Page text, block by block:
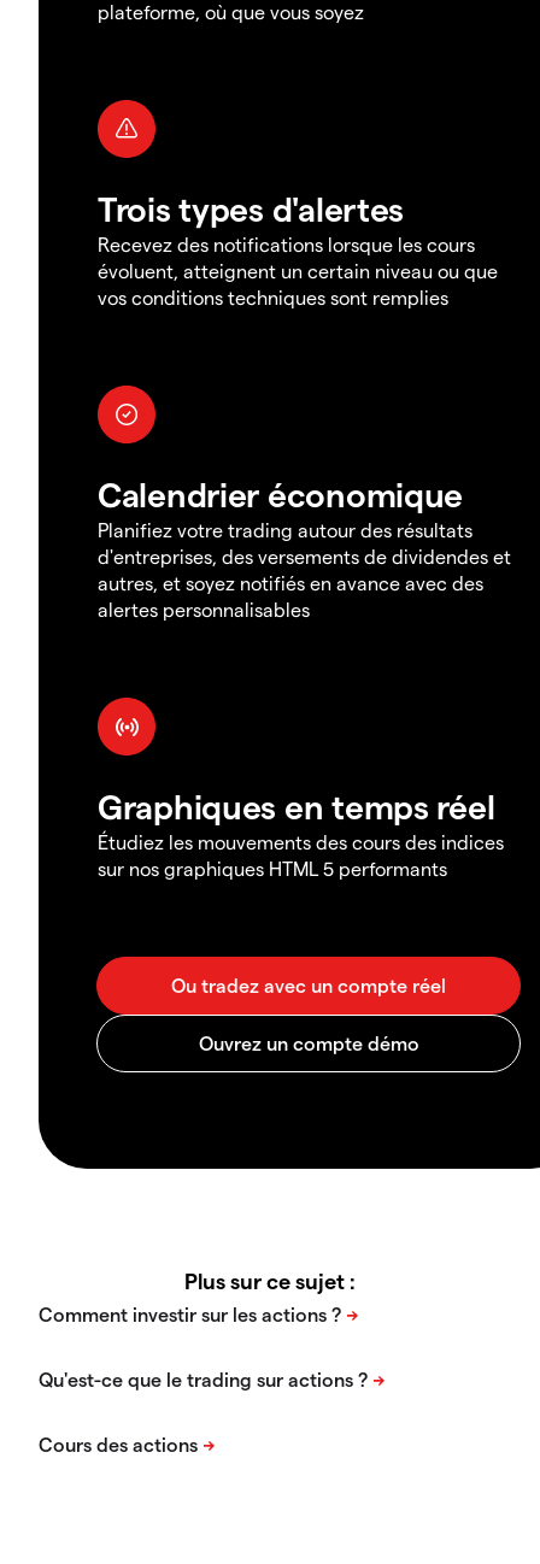
plateforme, où que vous soyez
Trois types d'alertes
Recevez des notifications lorsque les cours
évoluent, atteignent un certain niveau ou que
vos conditions techniques sont remplies
Calendrier économique
Planifiez votre trading autour des résultats
d'entreprises, des versements de dividendes et
autres, et soyez notifiés en avance avec des
alertes personnalisables
Graphiques en temps réel
Étudiez les mouvements des cours des indices
sur nos graphiques HTML 5 performants
Plus sur ce sujet :